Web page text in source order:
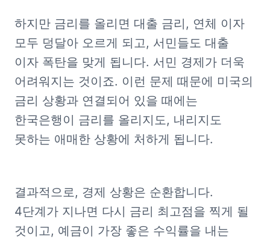
하지만 금리를 올리면 대출 금리, 연체 이자
모두 덩달아 오르게 되고, 서민들도 대출
이자 폭탄을 맞게 됩니다. 서민 경제가 더욱
어려워지는 것이죠. 이런 문제 때문에 미국의
금리 상황과 연결되어 있을 때에는
한국은행이 금리를 올리지도, 내리지도
못하는 애매한 상황에 처하게 됩니다.
결과적으로, 경제 상황은 순환합니다.
4단계가 지나면 다시 금리 최고점을 찍게 될
것이고, 예금이 가장 좋은 수익률을 내는